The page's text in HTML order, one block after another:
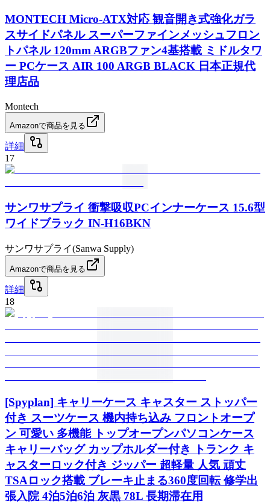
MONTECH Micro-ATX対応 観音開き式強化ガラ
スサイドパネル スーパーファインメッシュフロン
トパネル 120mm ARGBファン4基搭載 ミドルタワ
ー PCケース AIR 100 ARGB BLACK 日本正規代
理店品
Montech
Amazonで商品を見る
詳細
17
サンワサプライ 衝撃吸収PCインナーケース 15.6型
ワイドブラック IN-H16BKN
サンワサプライ(Sanwa Supply)
Amazonで商品を見る
詳細
18
[Spyplan] キャリーケース キャスター ストッパー
付き スーツケース 機内持ち込み フロントオープ
ン 可愛い 多機能 トップオープンパソコンケース
キャリーバッグ カップホルダー付き トランク キ
ャスターロック付き ジッパー 超軽量 人気 頑丈
TSAロック搭載 ブレーキ止まる360度回転 修学出
張入院 4泊5泊6泊 灰黒 78L 長期滞在用